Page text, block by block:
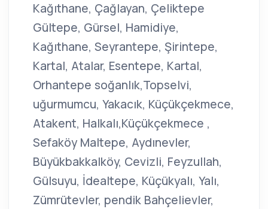
Kağıthane, Çağlayan, Çeliktepe
Gültepe, Gürsel, Hamidiye,
Kağıthane, Seyrantepe, Şirintepe,
Kartal, Atalar, Esentepe, Kartal,
Orhantepe soğanlık,Topselvi,
uğurmumcu, Yakacık, Küçükçekmece,
Atakent, Halkalı,Küçükçekmece ,
Sefaköy Maltepe, Aydınevler,
Büyükbakkalköy, Cevizli, Feyzullah,
Gülsuyu, İdealtepe, Küçükyalı, Yalı,
Zümrütevler, pendik Bahçelievler,